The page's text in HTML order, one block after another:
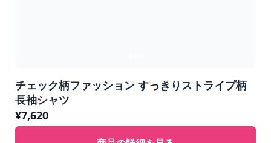
チェック柄ファッション すっきりストライプ柄
長袖シャツ
¥7,620